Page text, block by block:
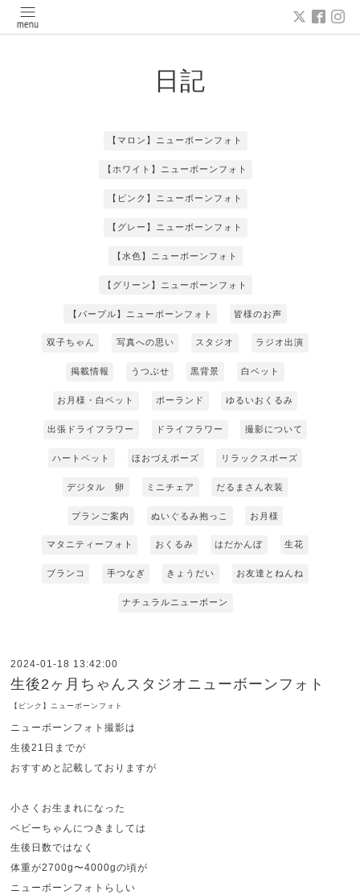
日記
【マロン】ニューボーンフォト
【ホワイト】ニューボーンフォト
【ピンク】ニューボーンフォト
【グレー】ニューボーンフォト
【水色】ニューボーンフォト
【グリーン】ニューボーンフォト
【パープル】ニューボーンフォト 皆様のお声
双子ちゃん 写真への思い スタジオ ラジオ出演
掲載情報 うつぶせ 黒背景 白ベット
お月様・白ベット ポーランド ゆるいおくるみ
出張ドライフラワー ドライフラワー 撮影について
ハートベット ほおづえポーズ リラックスポーズ
デジタル 卵 ミニチェア だるまさん衣装
プランご案内 ぬいぐるみ抱っこ お月様
マタニティーフォト おくるみ はだかんぼ 生花
ブランコ 手つなぎ きょうだい お友達とねんね
ナチュラルニューボーン
2024-01-18 13:42:00
生後2ヶ月ちゃんスタジオニューボーンフォト
【ピンク】ニューボーンフォト
ニューボーンフォト撮影は
生後21日までが
おすすめと記載しておりますが
小さくお生まれになった
ベビーちゃんにつきましては
生後日数ではなく
体重が2700g〜4000gの頃が
ニューボーンフォトらしい